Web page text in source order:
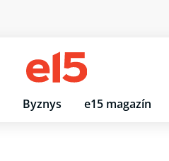
Byznys e15 magazín